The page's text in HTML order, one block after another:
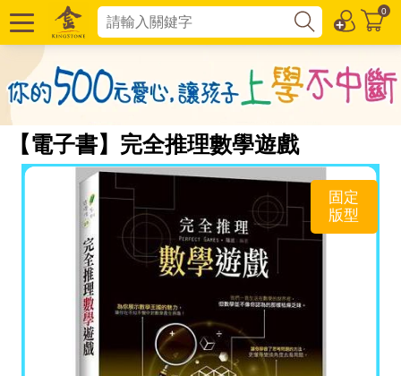
0
【電子書】完全推理數學遊戲
固定
版型